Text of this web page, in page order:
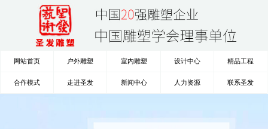
网站首页 户外雕塑 室内雕塑 设计中心 精品工程
合作模式 走进圣发 新闻中心 人力资源 联系圣发